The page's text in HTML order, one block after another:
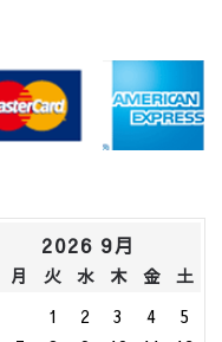
2026 9月
月 火 水 木 金
土
1
2 3 4
5